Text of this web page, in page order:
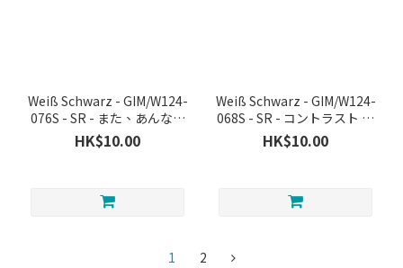
Weiß Schwarz - GIM/W124-
076S - SR - また、あんなに
無理をして 秦谷美鈴
HK$10.00
Weiß Schwarz - GIM/W124-
068S - SR - コントラスト 篠
澤 広
HK$10.00
1 2